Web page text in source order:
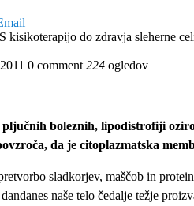
S kisikoterapijo do zdravja sleherne
0 comment 224 ogledov
boleznih, lipodistrofiji
da je citoplazmatska
sladkorjev, maščob in
naše telo čedalje težje